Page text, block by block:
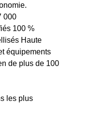
000
100 %
Haute
équipements
de plus de 100
les plus